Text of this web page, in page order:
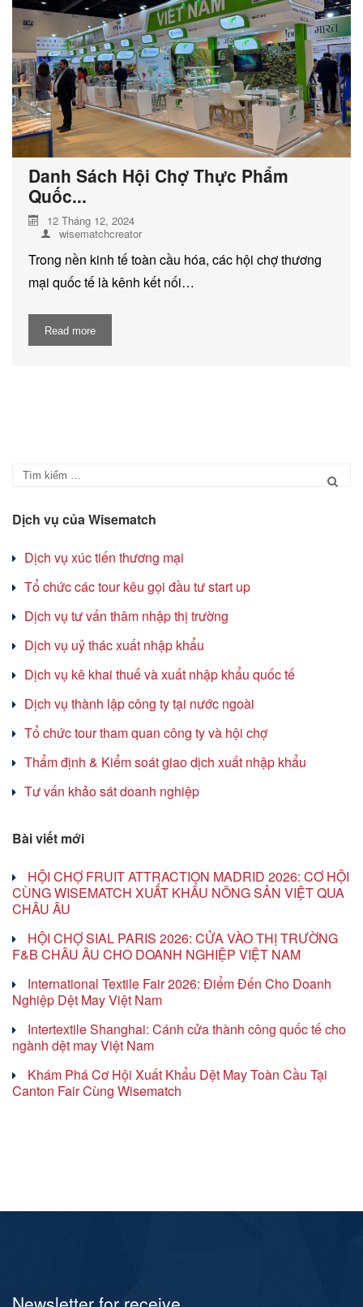
Danh Sách Hội Chợ Thực Phẩm
Quốc...
12 Tháng 12, 2024
wisematchcreator
Trong nền kinh tế toàn cầu hóa, các hội chợ thương
mại quốc tế là kênh kết nối…
Read more
Dịch vụ của Wisematch
Dịch vụ xúc tiến thương mại
Tổ chức các tour kêu gọi đầu tư start up
Dịch vụ tư vấn thâm nhập thị trường
Dịch vụ uỷ thác xuất nhập khẩu
Dịch vụ kê khai thuế và xuất nhập khẩu quốc tế
Dịch vụ thành lập công ty tại nước ngoài
Tổ chức tour tham quan công ty và hội chợ
Thẩm định & Kiểm soát giao dịch xuất nhập khẩu
Tư vấn khảo sát doanh nghiệp
Bài viết mới
HỘI CHỢ FRUIT ATTRACTION MADRID 2026: CƠ HỘI
CÙNG WISEMATCH XUẤT KHẨU NÔNG SẢN VIỆT QUA
CHÂU ÂU
HỘI CHỢ SIAL PARIS 2026: CỬA VÀO THỊ TRƯỜNG
F&B CHÂU ÂU CHO DOANH NGHIỆP VIỆT NAM
International Textile Fair 2026: Điểm Đến Cho Doanh
Nghiệp Dệt May Việt Nam
Intertextile Shanghai: Cánh cửa thành công quốc tế cho
ngành dệt may Việt Nam
Khám Phá Cơ Hội Xuất Khẩu Dệt May Toàn Cầu Tại
Canton Fair Cùng Wisematch
DỊCH VỤ KIỂM KÊ KHÍ THẢI NHÀ
KÍNH